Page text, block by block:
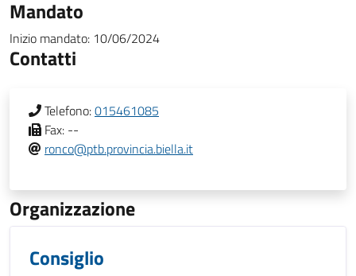
Mandato
Inizio mandato: 10/06/2024
Contatti
Telefono:015461085
Fax: --
ronco@ptb.provincia.biella.it
Organizzazione
Consiglio